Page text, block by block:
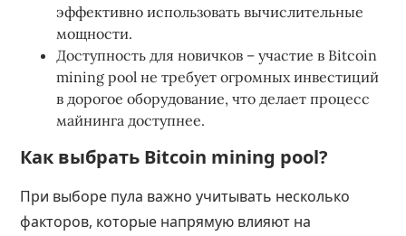
эффективно использовать вычислительные
мощности.
Доступность для новичков – участие в Bitcoin
mining pool не требует огромных инвестиций
в дорогое оборудование, что делает процесс
майнинга доступнее.
Как выбрать Bitcoin mining pool?
При выборе пула важно учитывать несколько
факторов, которые напрямую влияют на